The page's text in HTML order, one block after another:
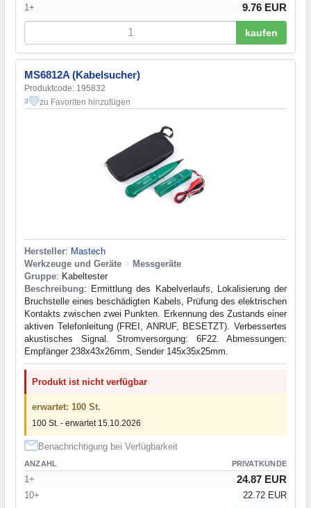
1+ 9.76 EUR
kaufen
MS6812A (Kabelsucher)
Produktcode: 195832
3 zu Favoriten hinzufügen
Hersteller: Mastech
Werkzeuge und Geräte > Messgeräte
Gruppe: Kabeltester
Beschreibung: Ermittlung des Kabelverlaufs, Lokalisierung der
Bruchstelle eines beschädigten Kabels, Prüfung des elektrischen
Kontakts zwischen zwei Punkten. Erkennung des Zustands einer
aktiven Telefonleitung (FREI, ANRUF, BESETZT). Verbessertes
akustisches Signal. Stromversorgung: 6F22. Abmessungen:
Empfänger 238x43x26mm, Sender 145x35x25mm.
Produkt ist nicht verfügbar
erwartet: 100 St.
100 St. - erwartet 15.10.2026
Benachrichtigung bei Verfügbarkeit
ANZAHL PRIVATKUNDE
1+ 24.87 EUR
10+ 22.72 EUR